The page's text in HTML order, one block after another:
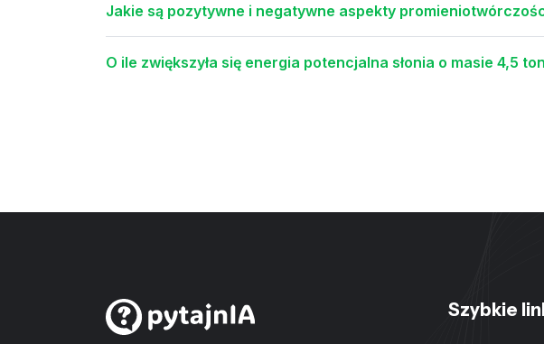
Jakie są pozytywne i negatywne aspekty
O ile zwiększyła się energia potencjalna słonia o masie 4,5
Szybkie